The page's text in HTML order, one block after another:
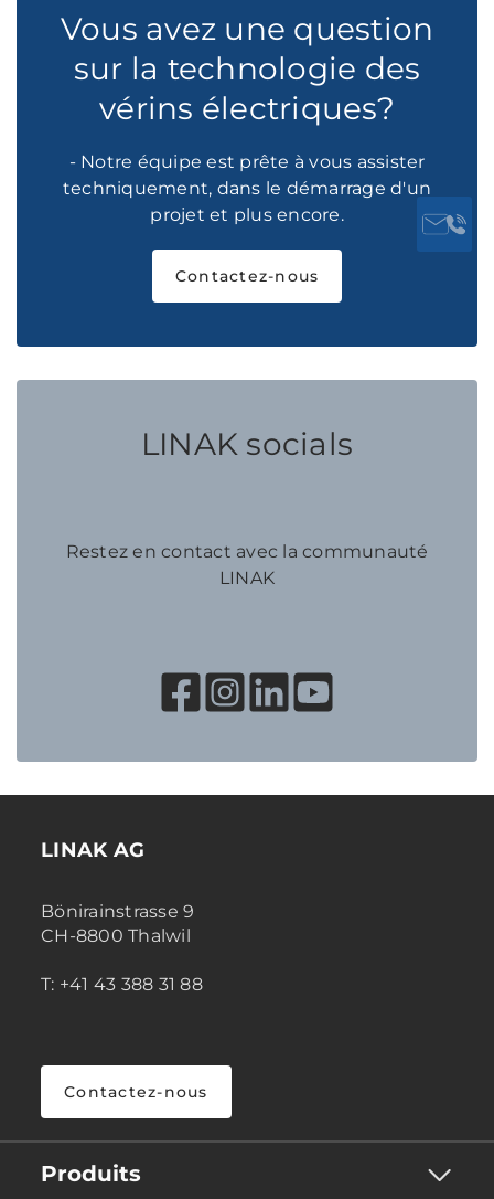
Vous avez une question
sur la technologie des
vérins électriques?
- Notre équipe est prête à vous assister
techniquement, dans le démarrage d'un
projet et plus encore.
Contactez-nous
LINAK socials
Restez en contact avec la communauté
LINAK
LINAK AG
Bönirainstrasse 9
CH-8800 Thalwil
T: +41 43 388 31 88
Contactez-nous
Produits